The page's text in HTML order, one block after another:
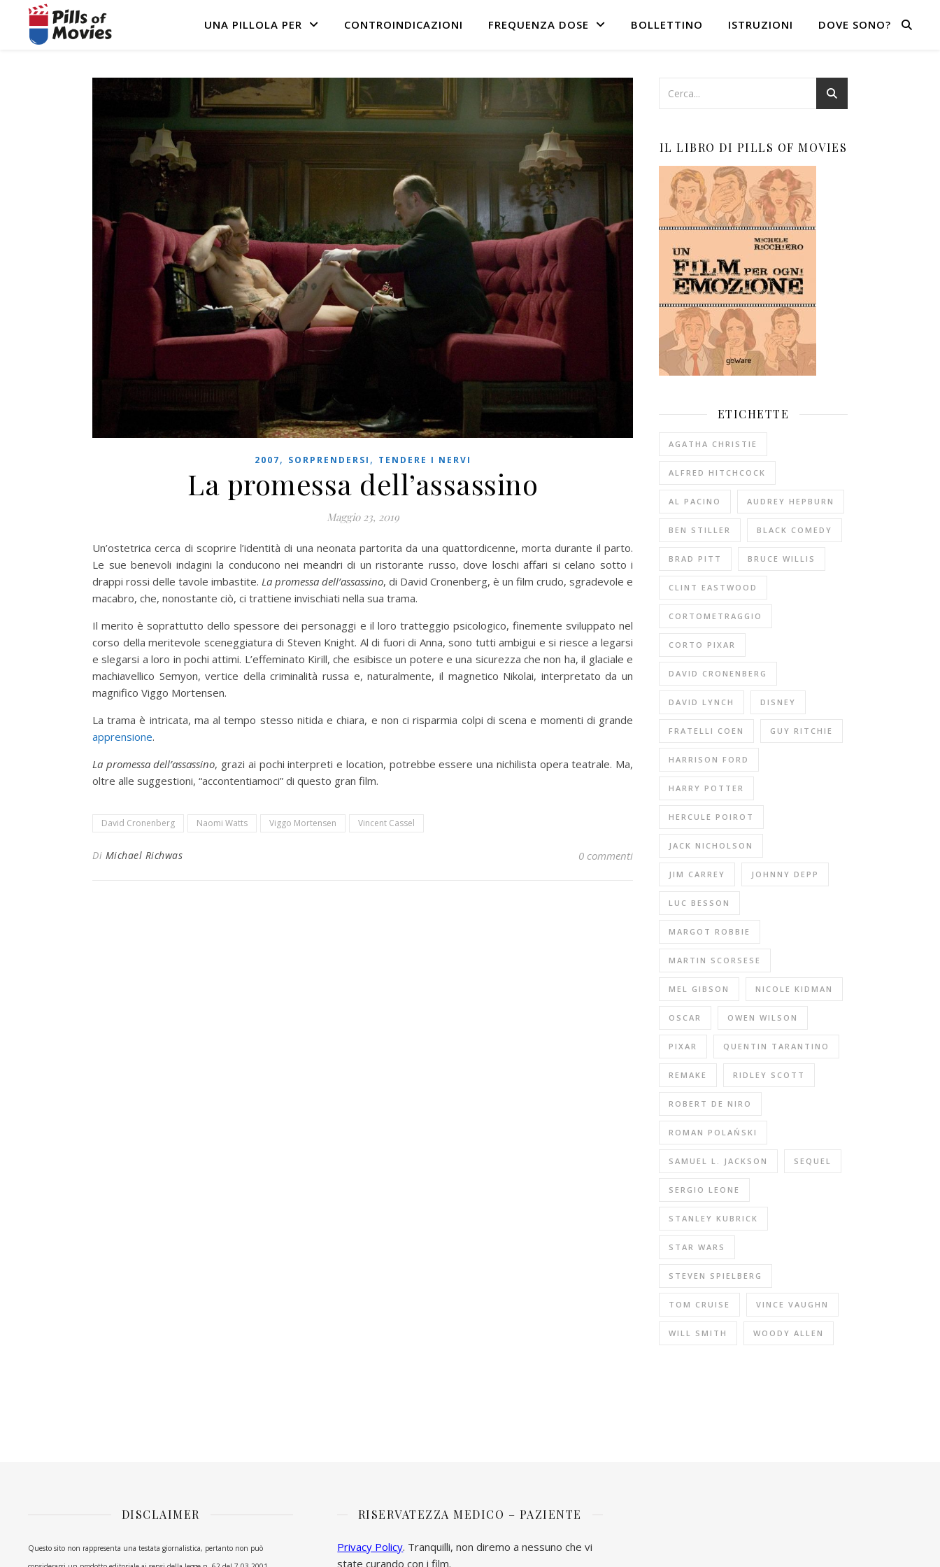
UNA PILLOLA PER CONTROINDICAZIONI FREQUENZA DOSE BOLLETTINO ISTRUZIONI DOVE SONO?
2007, SORPRENDERSI , TENDERE I NERVI
La promessa dell’assassino
Maggio 23, 2019
Un’ostetrica cerca di scoprire l’identità di una neonata partorita da una quattordicenne, morta durante il parto.
Le sue benevoli indagini la conducono nei meandri di un ristorante russo, dove loschi affari si celano sotto i
drappi rossi delle tavole imbastite. La promessa dell’assassino, di David Cronenberg, è un film crudo, sgradevole e
macabro, che, nonostante ciò, ci trattiene invischiati nella sua trama.
Il merito è soprattutto dello spessore dei personaggi e il loro tratteggio psicologico, finemente sviluppato nel
corso della meritevole sceneggiatura di Steven Knight. Al di fuori di Anna, sono tutti ambigui e si riesce a legarsi
e slegarsi a loro in pochi attimi. L’effeminato Kirill, che esibisce un potere e una sicurezza che non ha, il glaciale e
machiavellico Semyon, vertice della criminalità russa e, naturalmente, il magnetico Nikolai, interpretato da un
magnifico Viggo Mortensen.
La trama è intricata, ma al tempo stesso nitida e chiara, e non ci risparmia colpi di scena e momenti di grande
apprensione.
La promessa dell’assassino, grazi ai pochi interpreti e location, potrebbe essere una nichilista opera teatrale. Ma,
oltre alle suggestioni, “accontentiamoci” di questo gran film.
David Cronenberg Naomi Watts Viggo Mortensen Vincent Cassel
Di Michael Richwas 0 commenti
IL LIBRO DI PILLS OF MOVIES
ETICHETTE
AGATHA CHRISTIE
ALFRED HITCHCOCK
AL PACINO AUDREY HEPBURN
BEN STILLER BLACK COMEDY
BRAD PITT BRUCE WILLIS
CLINT EASTWOOD
CORTOMETRAGGIO
CORTO PIXAR
DAVID CRONENBERG
DAVID LYNCH DISNEY
FRATELLI COEN GUY RITCHIE
HARRISON FORD
HARRY POTTER
HERCULE POIROT
JACK NICHOLSON
JIM CARREY JOHNNY DEPP
LUC BESSON
MARGOT ROBBIE
MARTIN SCORSESE
MEL GIBSON NICOLE KIDMAN
OSCAR OWEN WILSON
PIXAR QUENTIN TARANTINO
REMAKE RIDLEY SCOTT
ROBERT DE NIRO
ROMAN POLAŃSKI
SAMUEL L. JACKSON SEQUEL
SERGIO LEONE
STANLEY KUBRICK
STAR WARS
STEVEN SPIELBERG
TOM CRUISE VINCE VAUGHN
WILL SMITH WOODY ALLEN
DISCLAIMER
Questo sito non rappresenta una testata giornalistica, pertanto non può
RISERVATEZZA MEDICO – PAZIENTE
Privacy Policy. Tranquilli, non diremo a nessuno che vi
state curando con i film.